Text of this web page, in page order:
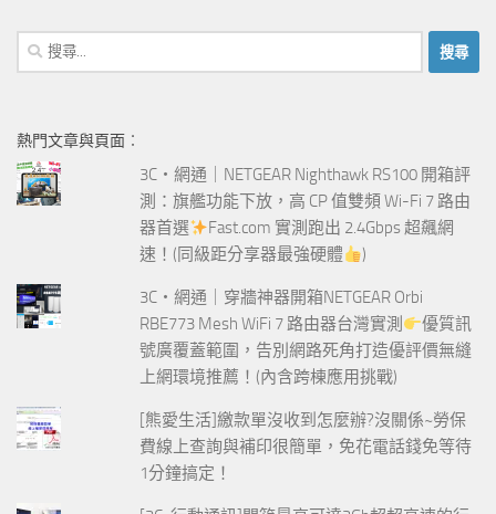
搜
尋
字:
熱門文章與頁面︰
3C‧網通｜NETGEAR Nighthawk RS100 開箱評
測：旗艦功能下放，高 CP 值雙頻 Wi-Fi 7 路由
器首選
Fast.com 實測跑出 2.4Gbps 超飆網
速！(同級距分享器最強硬體
)
3C‧網通｜穿牆神器開箱NETGEAR Orbi
RBE773 Mesh WiFi 7 路由器台灣實測
優質訊
號廣覆蓋範圍，告別網路死角打造優評價無縫
上網環境推薦！(內含跨棟應用挑戰)
[熊愛生活]繳款單沒收到怎麼辦?沒關係~勞保
費線上查詢與補印很簡單，免花電話錢免等待
1分鐘搞定！